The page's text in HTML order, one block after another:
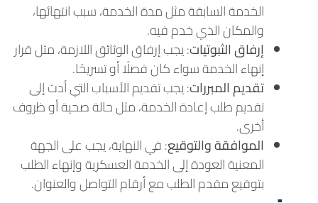
الخدمة السابقة مثل مدة الخدمة، سبب انتهائها،
والمكان الذي خدم فيه.
إرفاق الثبوتيات: يجب إرفاق الوثائق اللازمة، مثل قرار
إنهاء الخدمة سواء كان فصلًا أو تسريحًا.
تقديم المبررات: يجب تقديم الأسباب التي أدت إلى
تقديم طلب إعادة الخدمة، مثل حالة صحية أو ظروف
أخرى.
الموافقة والتوقيع: في النهاية، يجب على الجهة
المعنية العودة إلى الخدمة العسكرية وإنهاء الطلب
بتوقيع مقدم الطلب مع أرقام التواصل والعنوان.